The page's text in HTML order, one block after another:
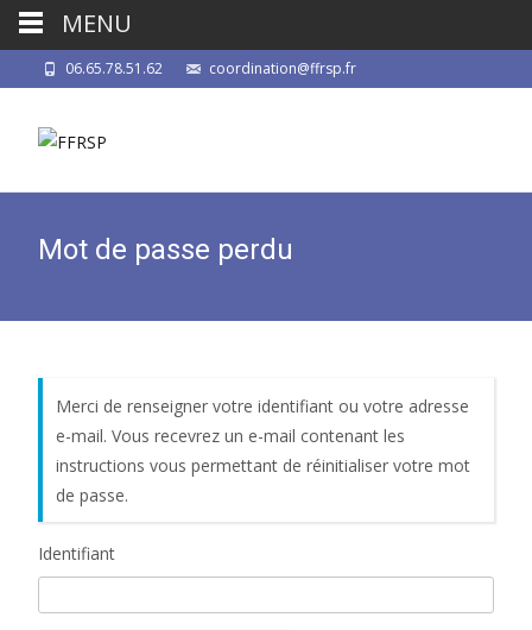
06.65.78.51.62 coordination@ffrsp.fr
Mot de passe perdu
Merci de renseigner votre identifiant ou votre adresse
e-mail. Vous recevrez un e-mail contenant les
instructions vous permettant de réinitialiser votre mot
de passe.
Identifiant
MENU